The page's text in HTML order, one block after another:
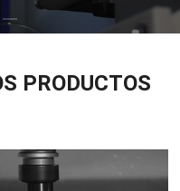
PRODUCTOS